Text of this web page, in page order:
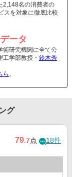
2,148名の消費者の
スを対象に徹底比較
ータ
術研究機関に全て公
学部教授・ 鈴木秀
ら 。
グ
79.7点 18件